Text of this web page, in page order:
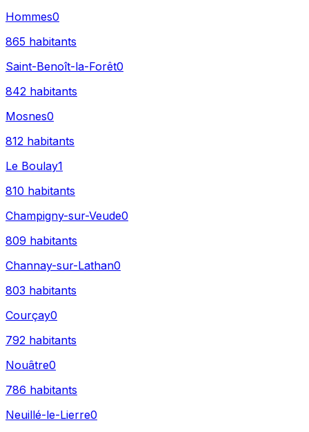
Hommes0
865 habitants
Saint-Benoît-la-Forêt0
842 habitants
Mosnes0
812 habitants
Le Boulay1
810 habitants
Champigny-sur-Veude0
809 habitants
Channay-sur-Lathan0
803 habitants
Courçay0
792 habitants
Nouâtre0
786 habitants
Neuillé-le-Lierre0